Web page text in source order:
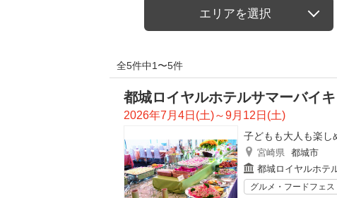
エリアを選択
全5件中1〜5件
都城ロイヤルホテルサマーバイ
2026年7月4日(土)～9月12日(土)
子どもも大人も楽し
宮崎県 都城市
都城ロイヤルホテ
グルメ・フードフェス